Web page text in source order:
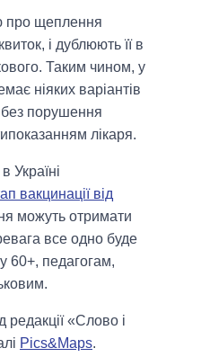
про щеплення
і дублюють її в
Таким чином, у
ніяких варіантів
порушення
лікаря.
Україні
вакцинації від
можуть отримати
все одно буде
60+, педагогам,
редакції «Слово і
Pics&Maps.